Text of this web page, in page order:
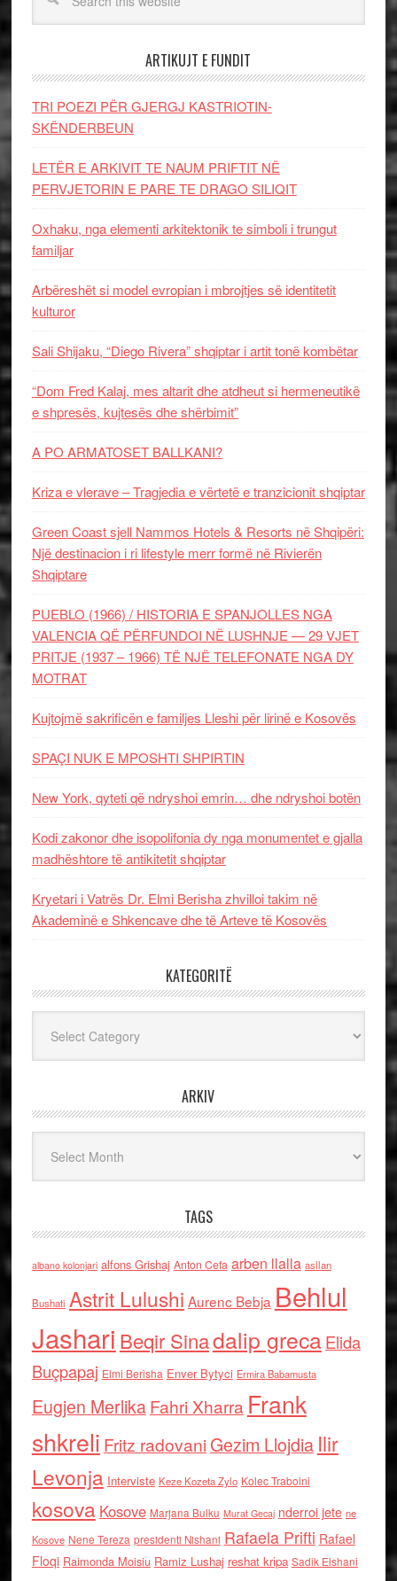
ARTIKUJT E FUNDIT
TRI POEZI PËR GJERGJ KASTRIOTIN-
SKËNDERBEUN
LETËR E ARKIVIT TE NAUM PRIFTIT NË
PERVJETORIN E PARE TE DRAGO SILIQIT
Oxhaku, nga elementi arkitektonik te simboli i trungut
familjar
Arbëreshët si model evropian i mbrojtjes së identitetit
kulturor
Sali Shijaku, “Diego Rivera” shqiptar i artit tonë kombëtar
“Dom Fred Kalaj, mes altarit dhe atdheut si hermeneutikë
e shpresës, kujtesës dhe shërbimit”
A PO ARMATOSET BALLKANI?
Kriza e vlerave – Tragjedia e vërtetë e tranzicionit shqiptar
Green Coast sjell Nammos Hotels & Resorts në Shqipëri:
Një destinacion i ri lifestyle merr formë në Rivierën
Shqiptare
PUEBLO (1966) / HISTORIA E SPANJOLLES NGA
VALENCIA QË PËRFUNDOI NË LUSHNJE — 29 VJET
PRITJE (1937 – 1966) TË NJË TELEFONATE NGA DY
MOTRAT
Kujtojmë sakrificën e familjes Lleshi për lirinë e Kosovës
SPAÇI NUK E MPOSHTI SHPIRTIN
New York, qyteti që ndryshoi emrin… dhe ndryshoi botën
Kodi zakonor dhe isopolifonia dy nga monumentet e gjalla
madhështore të antikitetit shqiptar
Kryetari i Vatrës Dr. Elmi Berisha zhvilloi takim në
Akademinë e Shkencave dhe të Arteve të Kosovës
KATEGORITË
ARKIV
TAGS
albano kolonjari alfons Grishaj Anton Cefa arben llalla asllan
Bushati Astrit Lulushi Aurenc Bebja Behlul
Jashari Beqir Sinadalip grecaElida
Buçpapaj Elmi Berisha Enver Bytyci Ermira Babamusta
Eugjen MerlikaFahri Xharra Frank
shkreli Fritz radovaniGezim Llojdia Ilir
Levonja Interviste Keze Kozeta Zylo Kolec Traboini
kosova Kosove Marjana Bulku Murat Gecaj nderroi jete ne
Kosove Nene Tereza presidenti Nishani Rafaela Prifti Rafael
Floqi Raimonda Moisiu Ramiz Lushaj reshat kripa Sadik Elshani